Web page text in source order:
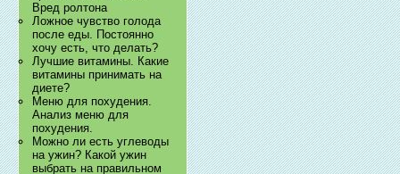
Вред ролтона
Ложное чувство голода
после еды. Постоянно
хочу есть, что делать?
Лучшие витамины. Какие
витамины принимать на
диете?
Меню для похудения.
Анализ меню для
похудения.
Можно ли есть углеводы
на ужин? Какой ужин
выбрать на правильном